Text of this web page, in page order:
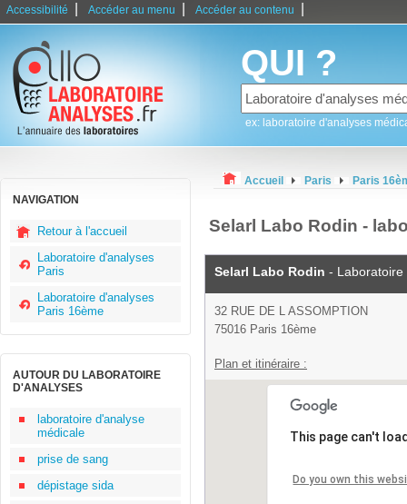
Accessibilité Accéder au menu Accéder au contenu
QUI ?
ex: laboratoire d'analyses
NAVIGATION
Retour à l'accueil
Laboratoire d'analyses
Paris
Laboratoire d'analyses
Paris 16ème
AUTOUR DU LABORATOIRE
D'ANALYSES
laboratoire d'analyse
médicale
prise de sang
dépistage sida
Accueil Paris Paris
Selarl Labo Rodin -
Selarl Labo Rodin - Laboratoire
32 RUE DE L ASSOMPTION
75016 Paris 16ème
Plan et itinéraire :
This page can't
Do you own this